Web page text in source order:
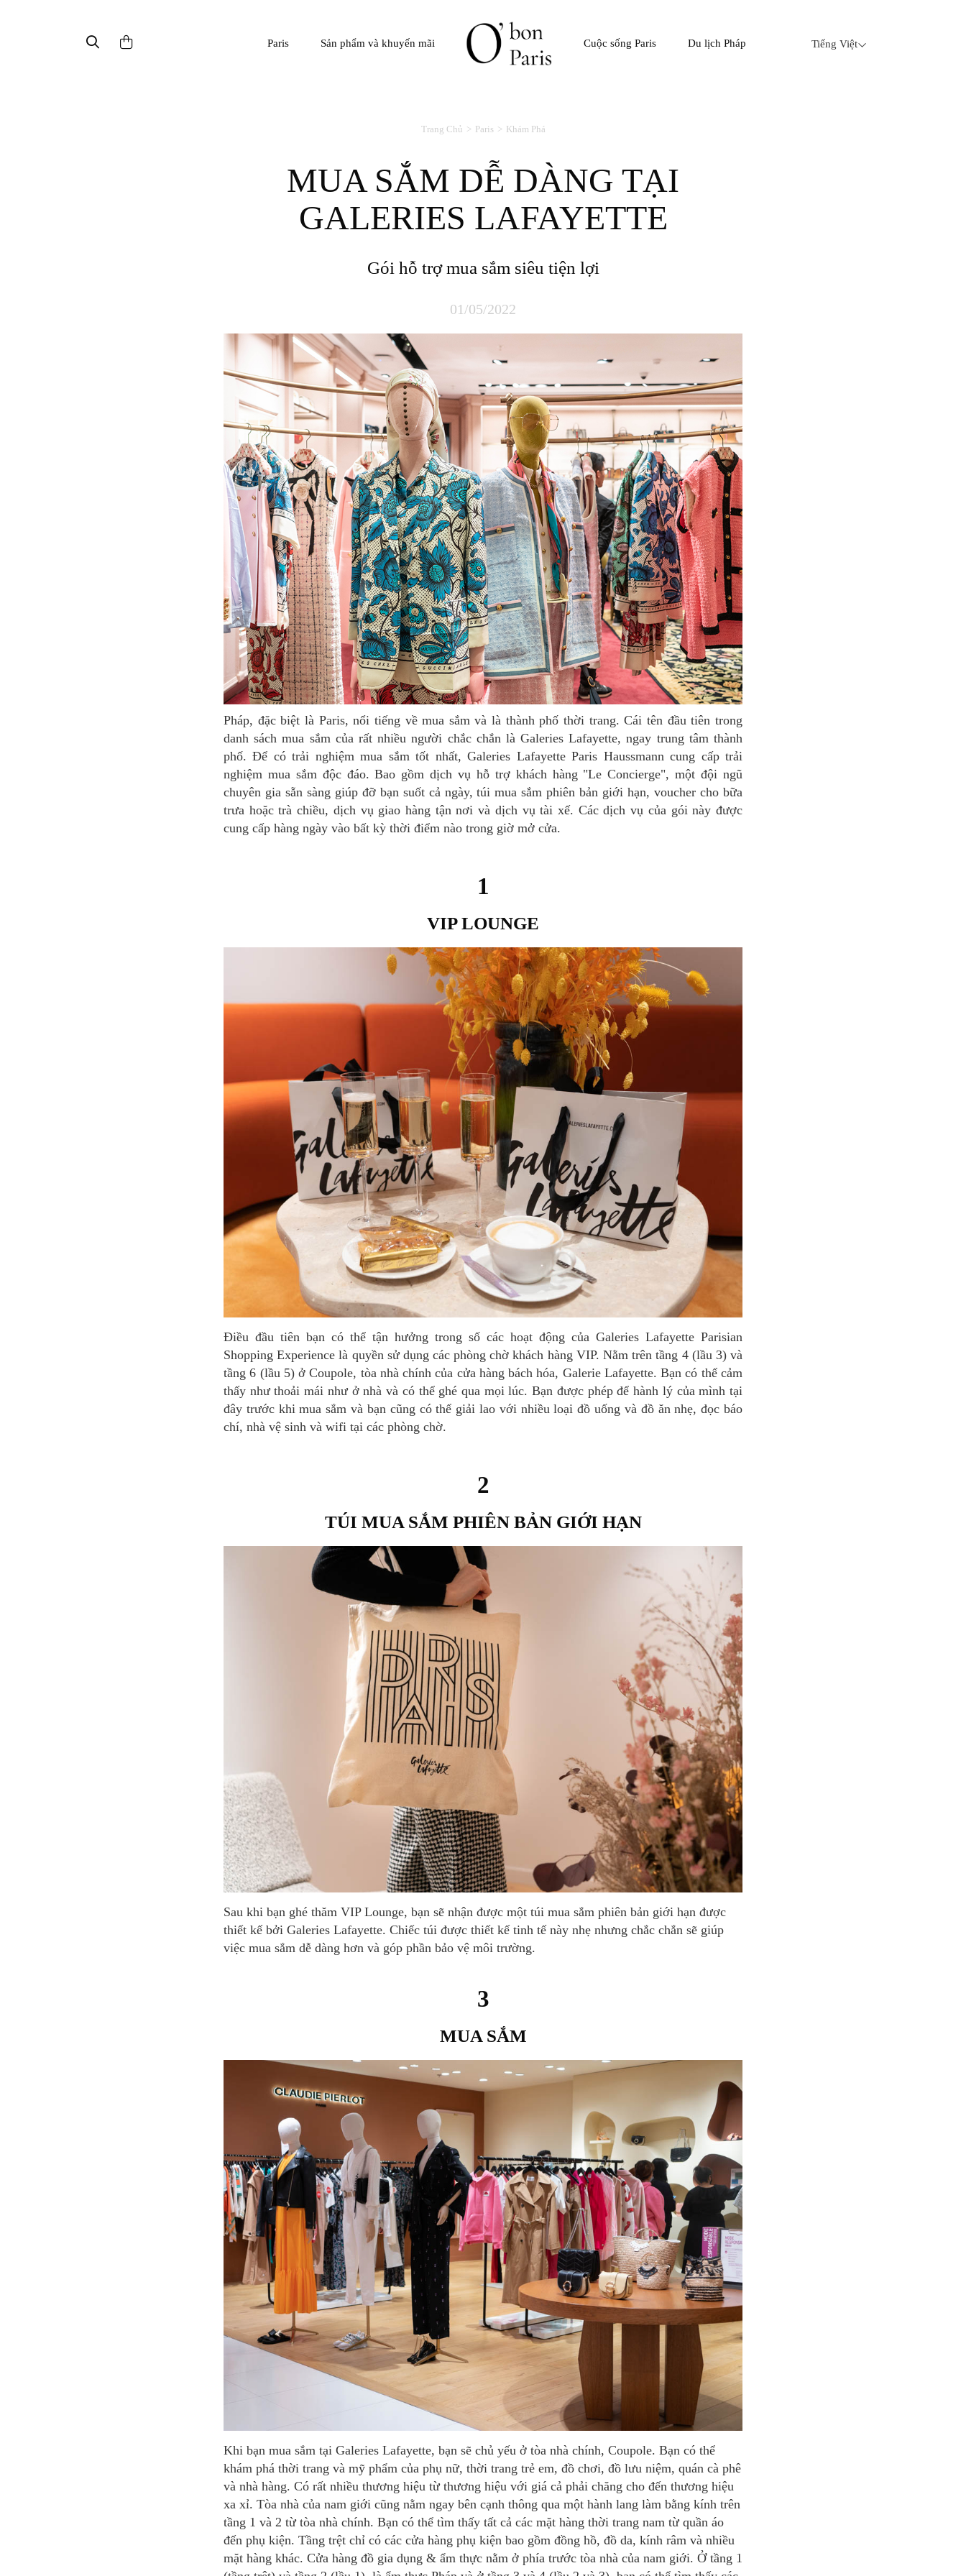
Paris Sản phẩm và khuyến mãi Cuộc sống Paris Du lịch Pháp Tiếng Việt
Trang Chủ Paris Khám Phá
MUA SẮM DỄ DÀNG TẠI
GALERIES LAFAYETTE
Gói hỗ trợ mua sắm siêu tiện lợi
01/05/2022
Pháp, đặc biệt là Paris, nổi tiếng về mua sắm và là thành phố thời trang. Cái tên đầu tiên trong
danh sách mua sắm của rất nhiều người chắc chắn là Galeries Lafayette, ngay trung tâm thành
phố. Để có trải nghiệm mua sắm tốt nhất, Galeries Lafayette Paris Haussmann cung cấp trải
nghiệm mua sắm độc đáo. Bao gồm dịch vụ hỗ trợ khách hàng "Le Concierge", một đội ngũ
chuyên gia sẵn sàng giúp đỡ bạn suốt cả ngày, túi mua sắm phiên bản giới hạn, voucher cho bữa
trưa hoặc trà chiều, dịch vụ giao hàng tận nơi và dịch vụ tài xế. Các dịch vụ của gói này được
cung cấp hàng ngày vào bất kỳ thời điểm nào trong giờ mở cửa.
1
VIP LOUNGE
Điều đầu tiên bạn có thể tận hưởng trong số các hoạt động của Galeries Lafayette Parisian
Shopping Experience là quyền sử dụng các phòng chờ khách hàng VIP. Nằm trên tầng 4 (lầu 3) và
tầng 6 (lầu 5) ở Coupole, tòa nhà chính của cửa hàng bách hóa, Galerie Lafayette. Bạn có thể cảm
thấy như thoải mái như ở nhà và có thể ghé qua mọi lúc. Bạn được phép để hành lý của mình tại
đây trước khi mua sắm và bạn cũng có thể giải lao với nhiều loại đồ uống và đồ ăn nhẹ, đọc báo
chí, nhà vệ sinh và wifi tại các phòng chờ.
2
TÚI MUA SẮM PHIÊN BẢN GIỚI HẠN
Sau khi bạn ghé thăm VIP Lounge, bạn sẽ nhận được một túi mua sắm phiên bản giới hạn được
thiết kế bởi Galeries Lafayette. Chiếc túi được thiết kế tinh tế này nhẹ nhưng chắc chắn sẽ giúp
việc mua sắm dễ dàng hơn và góp phần bảo vệ môi trường.
3
MUA SẮM
Khi bạn mua sắm tại Galeries Lafayette, bạn sẽ chủ yếu ở tòa nhà chính, Coupole. Bạn có thể
khám phá thời trang và mỹ phẩm của phụ nữ, thời trang trẻ em, đồ chơi, đồ lưu niệm, quán cà phê
và nhà hàng. Có rất nhiều thương hiệu từ thương hiệu với giá cả phải chăng cho đến thương hiệu
xa xỉ. Tòa nhà của nam giới cũng nằm ngay bên cạnh thông qua một hành lang làm bằng kính trên
tầng 1 và 2 từ tòa nhà chính. Bạn có thể tìm thấy tất cả các mặt hàng thời trang nam từ quần áo
đến phụ kiện. Tầng trệt chỉ có các cửa hàng phụ kiện bao gồm đồng hồ, đồ da, kính râm và nhiều
mặt hàng khác. Cửa hàng đồ gia dụng & ẩm thực nằm ở phía trước tòa nhà của nam giới. Ở tầng 1